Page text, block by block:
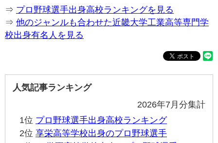
⇒ プロ野球選手出身高校ランキングを見る
⇒ 他のジャンルも合わせた近畿大学工業高等専門学
校出身有名人を見る
人気記事ランキング
2026年7月分集計
1位 プロ野球選手出身高校ランキング
2位 享栄高等学校出身のプロ野球選手